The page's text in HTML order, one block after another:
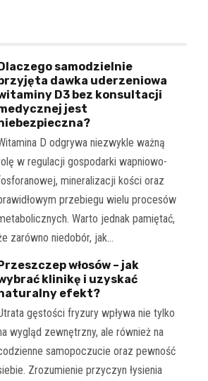
samodzielnie
dawka uderzeniowa
D3 bez konsultacji
jest
D odgrywa niezwykle ważną
w regulacji gospodarki wapniowo-
mineralizacji kości oraz
przebiegu wielu procesów
Warto jednak pamiętać,
zarówno niedobór, jak…
włosów – jak
klinikę i uzyskać
efekt?
gęstości fryzury wpływa nie tylko
wygląd zewnętrzny, ale również na
samopoczucie oraz pewność
Zrozumienie przyczyn łysienia